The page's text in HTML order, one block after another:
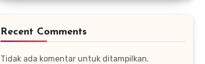
Recent Comments
Tidak ada komentar untuk ditampilkan.